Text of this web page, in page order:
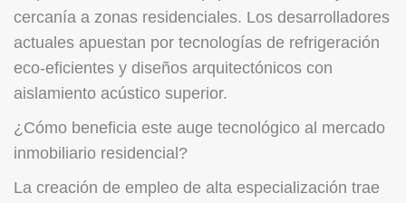
cercanía a zonas residenciales. Los desarrolladores
actuales apuestan por tecnologías de refrigeración
eco-eficientes y diseños arquitectónicos con
aislamiento acústico superior.
¿Cómo beneficia este auge tecnológico al mercado
inmobiliario residencial?
La creación de empleo de alta especialización trae